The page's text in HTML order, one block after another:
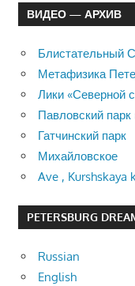
ВИДЕО — АРХИВ
Блистательный
Метафизика
Лики «Северной
Павловский
Гатчинский парк
Михайловское
Ave , Kurshskaya
PETERSBURG
Russian
English